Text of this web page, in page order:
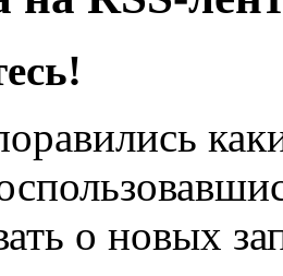
о новых